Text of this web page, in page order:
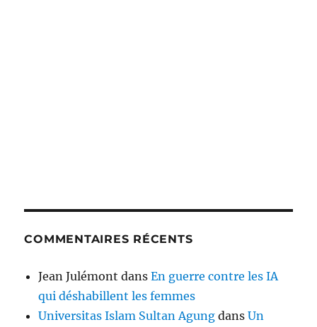
COMMENTAIRES RÉCENTS
Jean Julémont dansEn guerre contre les IA
qui déshabillent les femmes
Universitas Islam Sultan Agung dansUn